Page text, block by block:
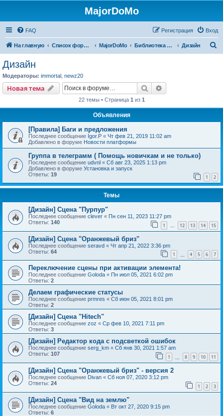
MajorDoMo
FAQ Вход
Регистрация
На главную Список форумов MajorDoMo Библиотека решений Дизайн
Дизайн
Модераторы: immortal newz20
Новая тема Поиск
22 темы • Страница 1 из 1
Объявления
[Правила] Баги и предложения
Последнее сообщение Igor.P « Чт фев 21, 2019 11:02 am
Добавлено в форуме Новости платформы
Группа в телеграмм ( Помощь новичкам и не только)
Последнее сообщение udvnl « Сб авг 23, 2025 1:13 pm
Добавлено в форуме Установка и запуск
Ответы: 19 1 2
Темы
[Дизайн] Сцена "Пурпур"
Последнее сообщение clever « Пн сен 11, 2023 11:27 pm
Ответы: 140 1 … 12 13 14 15
[Дизайн] Сцена "Оранжевый бриз"
Последнее сообщение seravd « Чт апр 21, 2022 3:36 pm
Ответы: 64 1 4 5 6 7
Переключение сцены при активации элемента!
Последнее сообщение Goloda « Пн июл 05, 2021 6:02 pm
Ответы: 2
Делаем графические статусы
Последнее сообщение prmres « Сб июн 05, 2021 8:01 pm
Ответы: 2
[Дизайн] Сцена "Hitech"
Последнее сообщение zoz « Ср фев 10, 2021 7:11 pm
Ответы: 3
[Дизайн] Редактор кода с подсветкой ошибок
Последнее сообщение serg_km « Сб янв 30, 2021 1:57 am
Ответы: 107 1 8 9 10 11
[Дизайн] Сцена "Оранжевый бриз" - версия 2
Последнее сообщение Divan « Сб ноя 07, 2020 3:12 pm
Ответы: 24 1 2 3
[Дизайн] Сцена "Вид на землю"
Последнее сообщение Goloda « Вт окт 27, 2020 9:15 pm
Ответы: 6